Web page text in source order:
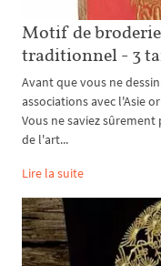
Motif de
traditionnel - 3
Avant que vous ne
associations avec l'Asie
Vous ne saviez
de l'art...
Lire la suite